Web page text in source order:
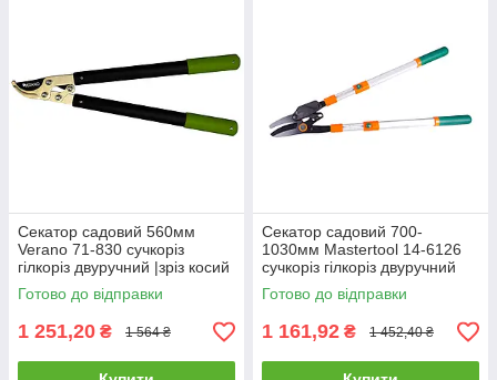
Секатор садовий 560мм
Verano 71-830 сучкоріз
гілкоріз двуручний |зріз косий
32мм для дерев винограда
кущів гілок квітів
Готово до відправки
1 251,20 ₴ 1 564 ₴
Секатор садовий 700-
1030мм Mastertool 14-6126
сучкоріз гілкоріз двуручний
храповий |зріз косий 40мм
для дерев винограда кущів
Готово до відправки
1 161,92 ₴ 1 452,40 ₴